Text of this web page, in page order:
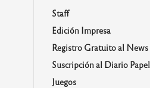
Staff
Edición Impresa
Registro Gratuito al News
Suscripción al Diario Papel
Juegos